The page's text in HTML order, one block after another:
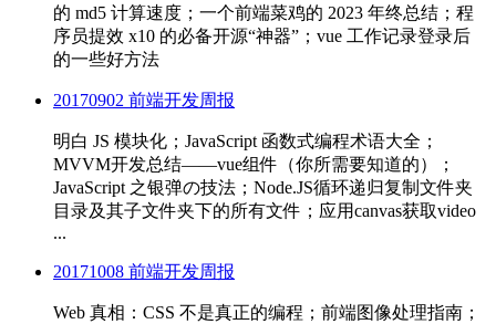
的 md5 计算速度；一个前端菜鸡的 2023 年终总结；程
序员提效 x10 的必备开源“神器”；vue 工作记录登录后
的一些好方法
20170902 前端开发周报
明白 JS 模块化；JavaScript 函数式编程术语大全；
MVVM开发总结——vue组件（你所需要知道的）；
JavaScript 之银弹の技法；Node.JS循环递归复制文件夹
目录及其子文件夹下的所有文件；应用canvas获取video
...
20171008 前端开发周报
Web 真相：CSS 不是真正的编程；前端图像处理指南；